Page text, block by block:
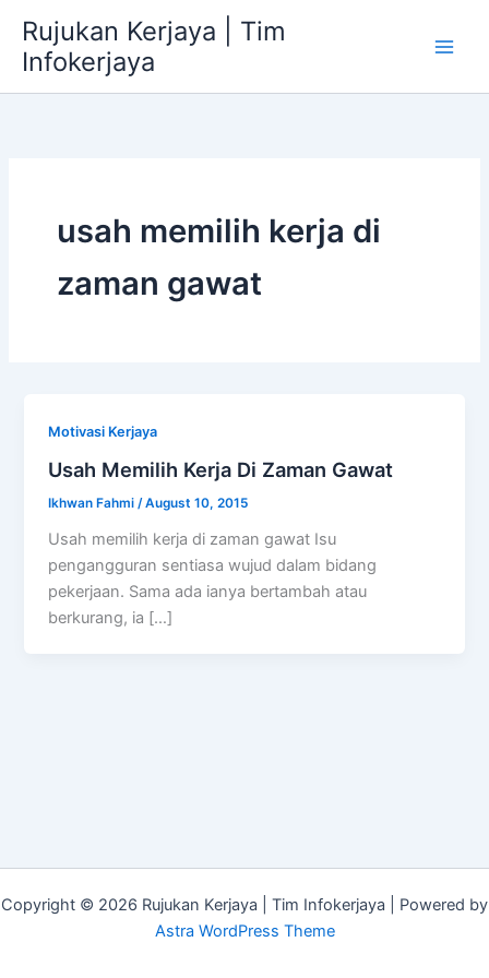
content
Rujukan Kerjaya | Tim
Infokerjaya
usah memilih kerja di
zaman gawat
Motivasi Kerjaya
Usah Memilih Kerja Di Zaman Gawat
Ikhwan Fahmi /August 10, 2015
Usah memilih kerja di zaman gawat Isu
pengangguran sentiasa wujud dalam bidang
pekerjaan. Sama ada ianya bertambah atau
berkurang, ia […]
Copyright © 2026 Rujukan Kerjaya | Tim Infokerjaya | Powered by
Astra WordPress Theme